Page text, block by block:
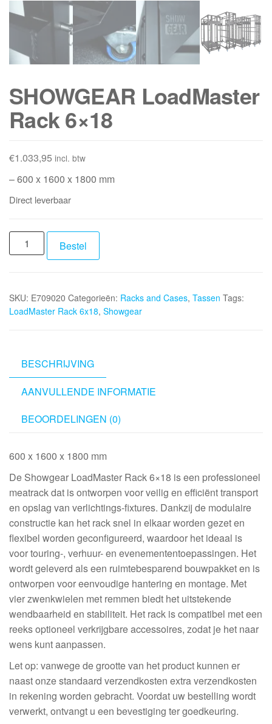
SHOWGEAR LoadMaster
Rack 6×18
€1.033,95 incl. btw
– 600 x 1600 x 1800 mm
Direct leverbaar
SHOWGEAR
LoadMaster
aantal
Bestel
SKU: E709020 Categorieën: Racks and Cases, Tassen Tags:
LoadMaster Rack 6x18, Showgear
BESCHRIJVING
AANVULLENDE INFORMATIE
BEOORDELINGEN (0)
600 x 1600 x 1800 mm
De Showgear LoadMaster Rack 6×18 is een professioneel
meatrack dat is ontworpen voor veilig en efficiënt transport
en opslag van verlichtings-fixtures. Dankzij de modulaire
constructie kan het rack snel in elkaar worden gezet en
flexibel worden geconfigureerd, waardoor het ideaal is
voor touring-, verhuur- en evenemententoepassingen. Het
wordt geleverd als een ruimtebesparend bouwpakket en is
ontworpen voor eenvoudige hantering en montage. Met
vier zwenkwielen met remmen biedt het uitstekende
wendbaarheid en stabiliteit. Het rack is compatibel met een
reeks optioneel verkrijgbare accessoires, zodat je het naar
wens kunt aanpassen.
Let op: vanwege de grootte van het product kunnen er
naast onze standaard verzendkosten extra verzendkosten
in rekening worden gebracht. Voordat uw bestelling wordt
verwerkt, ontvangt u een bevestiging ter goedkeuring.